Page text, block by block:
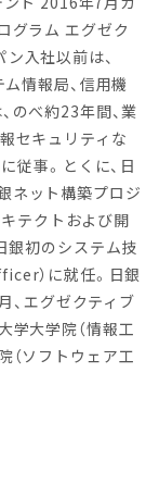
グラム エグゼク
入社以前は、
情報局、信用機
のべ約23年間、業
セキュリティな
従事。とくに、日
ネット構築プロジ
テクトおよび開
銀初のシステム技
）に就任。日銀
、エグゼクティブ
学大学院（情報工
（ソフトウェア工